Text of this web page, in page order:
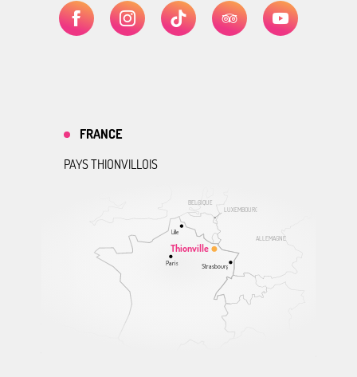
ALLEMAGNE
BELGIQUE
LUXEMBOURG
Thionville
Lille
Paris Strasbourg
FRANCE
PAYS THIONVILLOIS